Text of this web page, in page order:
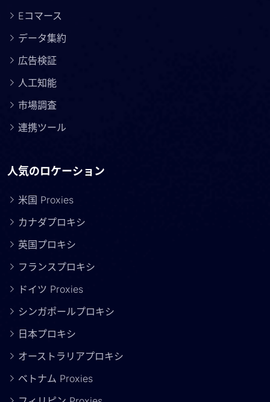
Eコマース
データ集約
広告検証
人工知能
市場調査
連携ツール
人気のロケーション
米国 Proxies
カナダプロキシ
英国プロキシ
フランスプロキシ
ドイツ Proxies
シンガポールプロキシ
日本プロキシ
オーストラリアプロキシ
ベトナム Proxies